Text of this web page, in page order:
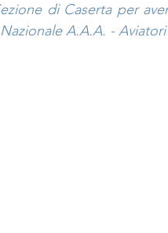
di Caserta per
A.A.A. - Aviatori